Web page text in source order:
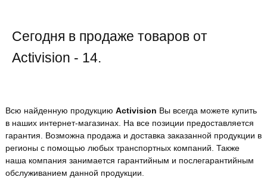
Сегодня в продаже товаров от
Activision - 14.
Всю найденную продукцию Activision Вы всегда можете купить
в наших интернет-магазинах. На все позиции предоставляется
гарантия. Возможна продажа и доставка заказанной продукции в
регионы с помощью любых транспортных компаний. Также
наша компания занимается гарантийным и послегарантийным
обслуживанием данной продукции.